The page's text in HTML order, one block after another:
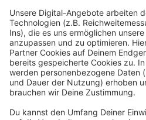
Zuschauer an das Rheinufer
Brücken.
Anzeige
Politische Bedeutung und
Community